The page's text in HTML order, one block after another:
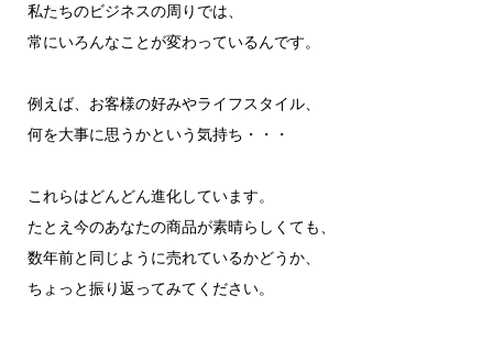
私たちのビジネスの周りでは、
常にいろんなことが変わっているんです。
例えば、お客様の好みやライフスタイル、
何を大事に思うかという気持ち・・・
これらはどんどん進化しています。
たとえ今のあなたの商品が素晴らしくても、
数年前と同じように売れているかどうか、
ちょっと振り返ってみてください。